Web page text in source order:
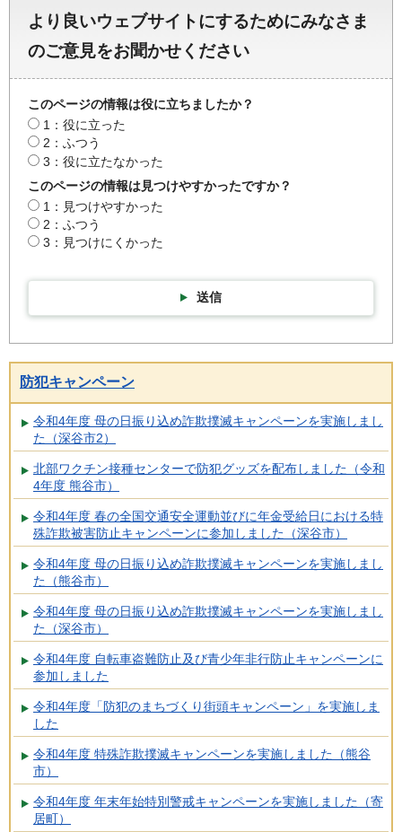
より良いウェブサイトにするためにみなさま
のご意見をお聞かせください
このページの情報は役に立ちましたか？
1：役に立った
2：ふつう
3：役に立たなかった
このページの情報は見つけやすかったですか？
1：見つけやすかった
2：ふつう
3：見つけにくかった
送信
防犯キャンペーン
令和4年度 母の日振り込め詐欺撲滅キャンペーンを実施しまし
た（深谷市2）
北部ワクチン接種センターで防犯グッズを配布しました（令和
4年度 熊谷市）
令和4年度 春の全国交通安全運動並びに年金受給日における特
殊詐欺被害防止キャンペーンに参加しました（深谷市）
令和4年度 母の日振り込め詐欺撲滅キャンペーンを実施しまし
た（熊谷市）
令和4年度 母の日振り込め詐欺撲滅キャンペーンを実施しまし
た（深谷市）
令和4年度 自転車盗難防止及び青少年非行防止キャンペーンに
参加しました
令和4年度「防犯のまちづくり街頭キャンペーン」を実施しま
した
令和4年度 特殊詐欺撲滅キャンペーンを実施しました（熊谷
市）
令和4年度 年末年始特別警戒キャンペーンを実施しました（寄
居町）